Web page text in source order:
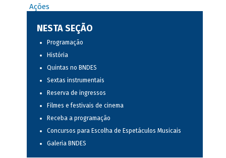
Ações
NESTA SEÇÃO
Programação
História
Quintas no BNDES
Sextas instrumentais
Reserva de ingressos
Filmes e festivais de cinema
Receba a programação
Concursos para Escolha de Espetáculos Musicais
Galeria BNDES